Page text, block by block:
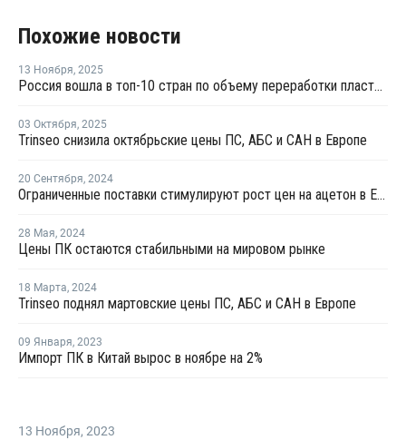
Похожие новости
13 Ноября, 2025
Россия вошла в топ-10 стран по объему переработки пластмасс за 2024 год
03 Октября, 2025
Trinseo снизила октябрьские цены ПС, АБС и САН в Европе
20 Сентября, 2024
Ограниченные поставки стимулируют рост цен на ацетон в Европе
28 Мая, 2024
Цены ПК остаются стабильными на мировом рынке
18 Марта, 2024
Trinseo поднял мартовские цены ПС, АБС и САН в Европе
09 Января, 2023
Импорт ПК в Китай вырос в ноябре на 2%
13 Ноября, 2023